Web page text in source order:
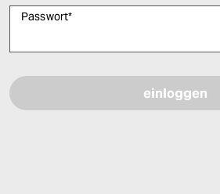
Passwort*